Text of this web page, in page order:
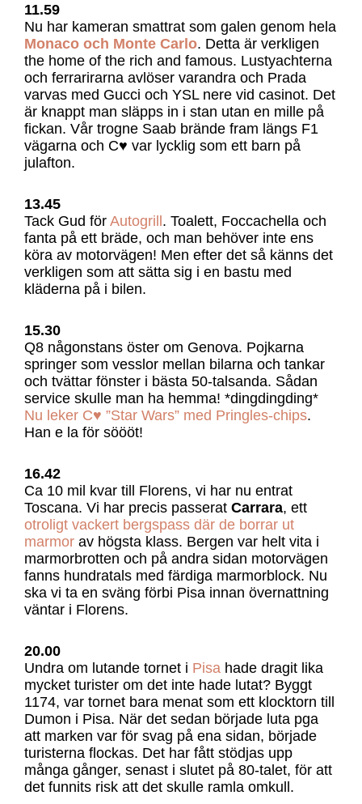
11.59
Nu har kameran smattrat som galen genom hela
Monaco och Monte Carlo. Detta är verkligen
the home of the rich and famous. Lustyachterna
och ferrarirarna avlöser varandra och Prada
varvas med Gucci och YSL nere vid casinot. Det
är knappt man släpps in i stan utan en mille på
fickan. Vår trogne Saab brände fram längs F1
vägarna och C♥ var lycklig som ett barn på
julafton.
13.45
Tack Gud för Autogrill. Toalett, Foccachella och
fanta på ett bräde, och man behöver inte ens
köra av motorvägen! Men efter det så känns det
verkligen som att sätta sig i en bastu med
kläderna på i bilen.
15.30
Q8 någonstans öster om Genova. Pojkarna
springer som vesslor mellan bilarna och tankar
och tvättar fönster i bästa 50-talsanda. Sådan
service skulle man ha hemma! *dingdingding*
Nu leker C♥ ”Star Wars” med Pringles-chips.
Han e la för söööt!
16.42
Ca 10 mil kvar till Florens, vi har nu entrat
Toscana. Vi har precis passerat Carrara, ett
otroligt vackert bergspass där de borrar ut
marmorav högsta klass. Bergen var helt vita i
marmorbrotten och på andra sidan motorvägen
fanns hundratals med färdiga marmorblock. Nu
ska vi ta en sväng förbi Pisa innan övernattning
väntar i Florens.
20.00
Undra om lutande tornet i Pisa hade dragit lika
mycket turister om det inte hade lutat? Byggt
1174, var tornet bara menat som ett klocktorn till
Dumon i Pisa. När det sedan började luta pga
att marken var för svag på ena sidan, började
turisterna flockas. Det har fått stödjas upp
många gånger, senast i slutet på 80-talet, för att
det funnits risk att det skulle ramla omkull.